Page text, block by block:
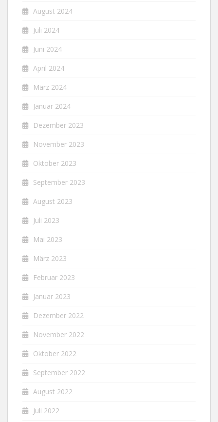
August 2024
Juli 2024
Juni 2024
April 2024
März 2024
Januar 2024
Dezember 2023
November 2023
Oktober 2023
September 2023
August 2023
Juli 2023
Mai 2023
März 2023
Februar 2023
Januar 2023
Dezember 2022
November 2022
Oktober 2022
September 2022
August 2022
Juli 2022